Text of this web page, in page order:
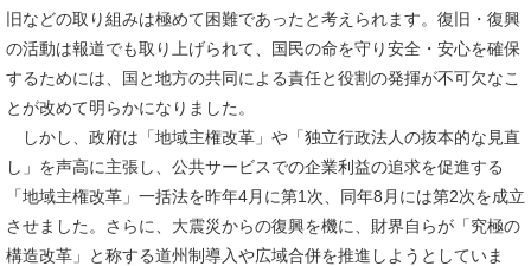
旧などの取り組みは極めて困難であったと考えられます。復旧・復興
の活動は報道でも取り上げられて、国民の命を守り安全・安心を確保
するためには、国と地方の共同による責任と役割の発揮が不可欠なこ
とが改めて明らかになりました。
しかし、政府は「地域主権改革」や「独立行政法人の抜本的な見直
し」を声高に主張し、公共サービスでの企業利益の追求を促進する
「地域主権改革」一括法を昨年4月に第1次、同年8月には第2次を成立
させました。さらに、大震災からの復興を機に、財界自らが「究極の
構造改革」と称する道州制導入や広域合併を推進しようとしていま